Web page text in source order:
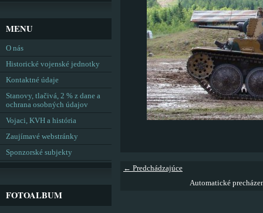
← Predchádzajúce
Automatické
MENU
O nás
Historické vojenské jednotky
Kontaktné údaje
Stanovy, tlačivá, 2 % z dane a
ochrana osobných údajov
Vojaci, KVH a história
Zaujímavé webstránky
Sponzorské subjekty
FOTOALBUM